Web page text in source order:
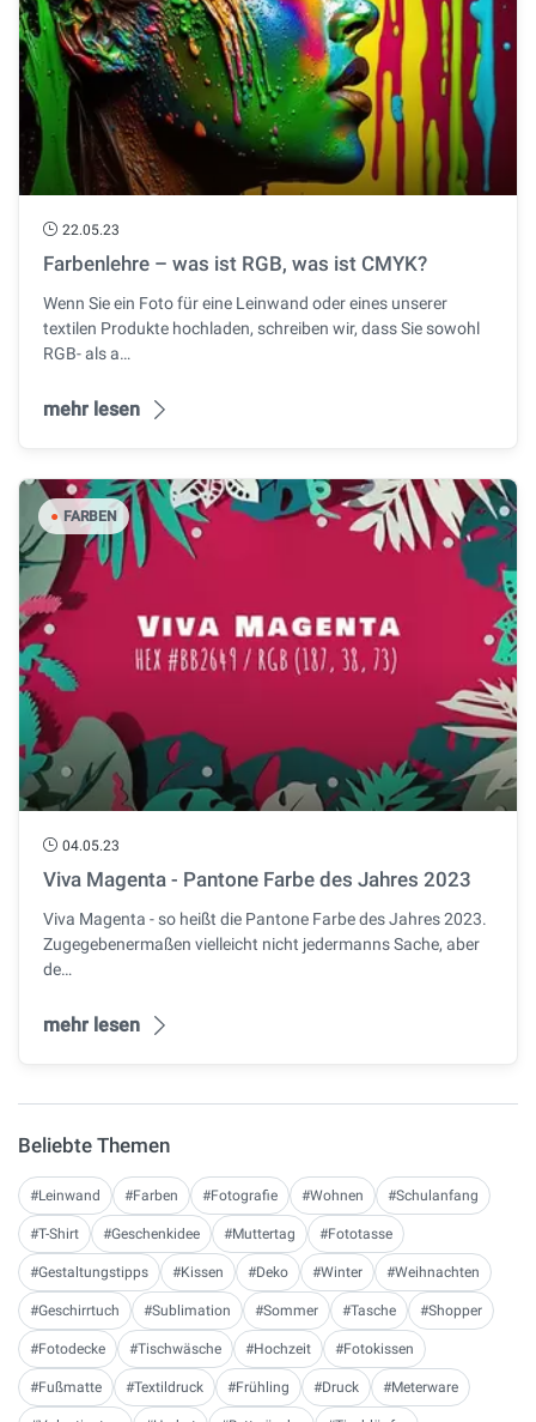
22.05.23
Farbenlehre – was ist RGB, was ist CMYK?
Wenn Sie ein Foto für eine Leinwand oder eines unserer
textilen Produkte hochladen, schreiben wir, dass Sie sowohl
RGB- als a…
mehr lesen
● FARBEN
04.05.23
Viva Magenta - Pantone Farbe des Jahres 2023
Viva Magenta - so heißt die Pantone Farbe des Jahres 2023.
Zugegebenermaßen vielleicht nicht jedermanns Sache, aber
de…
mehr lesen
Beliebte Themen
#Leinwand #Farben #Fotografie #Wohnen #Schulanfang
#T-Shirt #Geschenkidee #Muttertag #Fototasse
#Gestaltungstipps #Kissen #Deko #Winter #Weihnachten
#Geschirrtuch #Sublimation #Sommer #Tasche #Shopper
#Fotodecke #Tischwäsche #Hochzeit #Fotokissen
#Fußmatte #Textildruck #Frühling #Druck #Meterware